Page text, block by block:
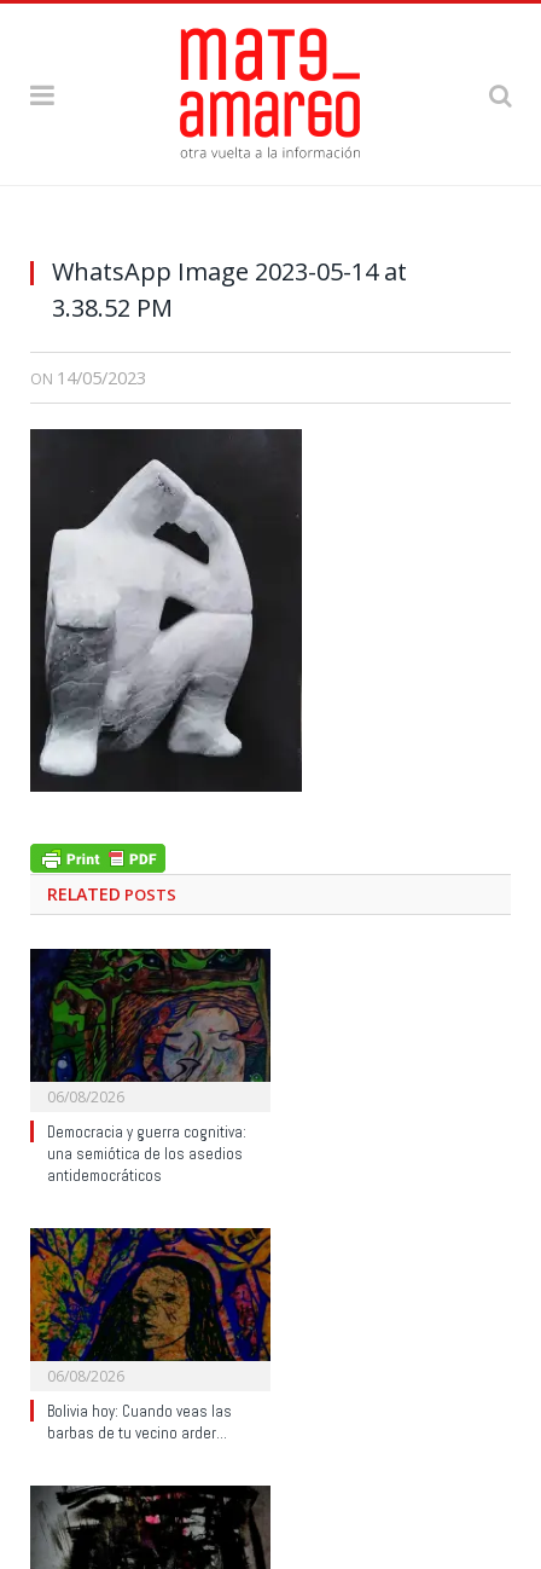
WhatsApp Image 2023-05-14 at
3.38.52 PM
ON 14/05/2023
RELATED POSTS
06/08/2026
Democracia y guerra cognitiva:
una semiótica de los asedios
antidemocráticos
06/08/2026
Bolivia hoy: Cuando veas las
barbas de tu vecino arder…